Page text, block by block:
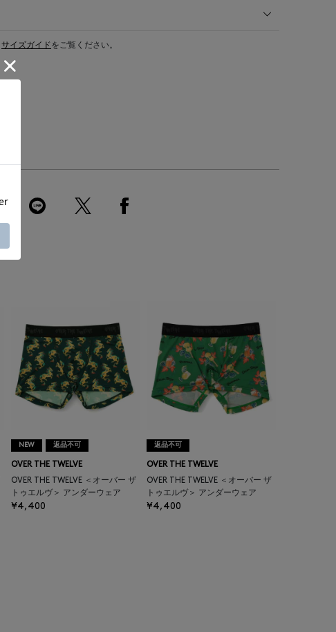
サイズガイドをご覧ください。
NEW 返品不可
OVER THE TWELVE
OVER THE TWELVE ＜オーバー ザ
トゥエルヴ＞ アンダーウェア
¥4,400
返品不可
OVER THE TWELVE
OVER THE TWELVE ＜オーバー ザ
トゥエルヴ＞ アンダーウェア
¥4,400